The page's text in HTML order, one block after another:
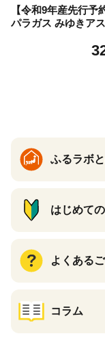
【令和9年産先行予
パラガス みゆきア
《出荷時期：2027
ふるラボ
はじめて
よくある
コラム